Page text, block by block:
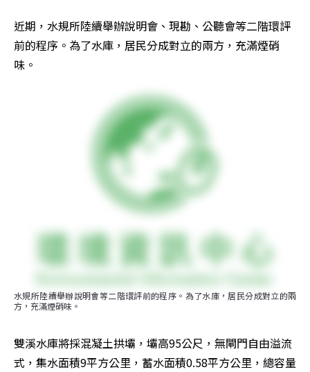
近期，水規所陸續舉辦說明會、現勘、公聽會等二階環評
前的程序。為了水庫，居民分成對立的兩方，充滿煙硝
味。
水規所陸續舉辦說明會等二階環評前的程序。為了水庫，居民分成對立的兩
方，充滿煙硝味。
雙溪水庫將採混凝土拱壩，壩高95公尺，無閘門自由溢流
式，集水面積9平方公里，蓄水面積0.58平方公里，總容量